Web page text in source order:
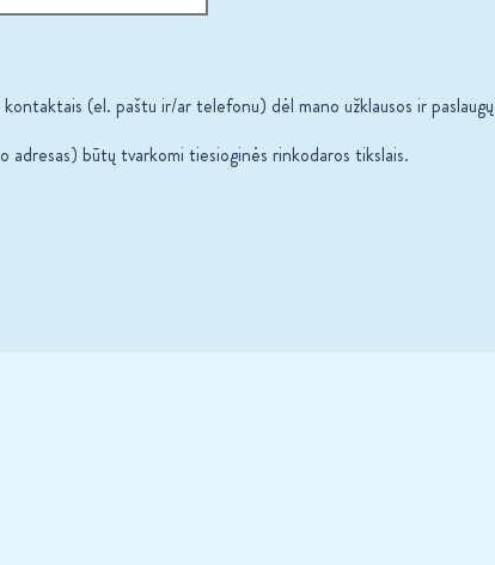
(el. paštu ir/ar telefonu) dėl mano užklausos ir
būtų tvarkomi tiesioginės rinkodaros tikslais.